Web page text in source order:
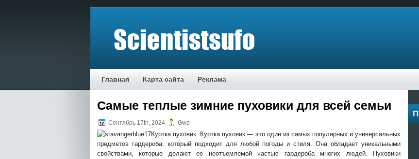
Главная Карта сайта Реклама
Самые теплые зимние пуховики для всей семьи
Сентябрь 17th, 2024 Gwp
Куртка пуховик. Куртка пуховик — это один из самых популярных и универсальных
предметов гардероба, который подходит для любой погоды и стиля. Она обладает уникальными
свойствами, которые делают ее неотъемлемой частью гардероба многих людей. Пуховики